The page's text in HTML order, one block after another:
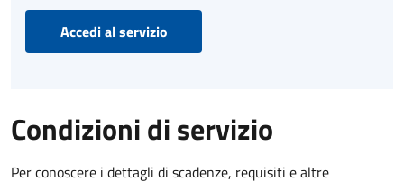
Accedi al servizio
Condizioni di servizio
Per conoscere i dettagli di scadenze, requisiti e altre